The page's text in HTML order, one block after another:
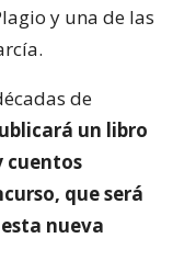
y una de las
de
un libro
cuentos
que será
nueva